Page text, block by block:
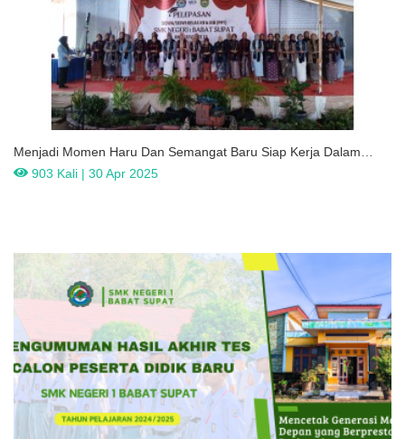
Menjadi Momen Haru Dan Semangat Baru Siap Kerja Dalam
Pelaksanaan Pelepasan SMK Negeri 1 Babat Supat Angkatan 15
Tahun Pelajaran 2024-2025
903 Kali | 30 Apr 2025